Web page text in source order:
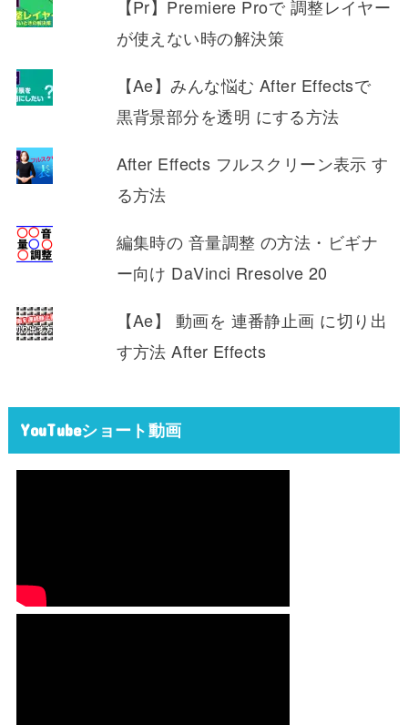
【Pr】Premiere Proで 調整レイヤー
が使えない時の解決策
【Ae】みんな悩む After Effectsで
黒背景部分を透明 にする方法
After Effects フルスクリーン表示 す
る方法
編集時の 音量調整 の方法・ビギナ
ー向け DaVinci Rresolve 20
【Ae】 動画を 連番静止画 に切り出
す方法 After Effects
YouTubeショート動画